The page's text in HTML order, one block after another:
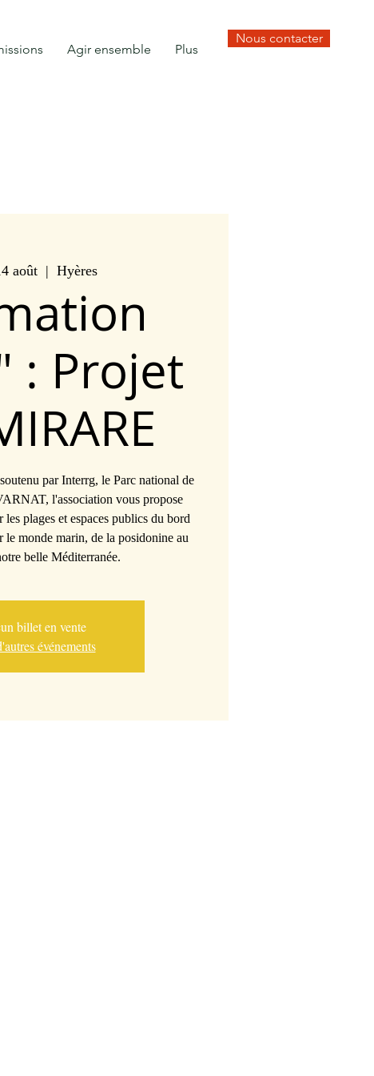
Agir ensemble Plus
Nous contacter
août
  |
Hyères
: Projet
par Interrg, le Parc national de
l'association vous propose
plages et espaces publics du bord
le monde marin, de la posidonine au
belle Méditerranée.
billet en vente
événements